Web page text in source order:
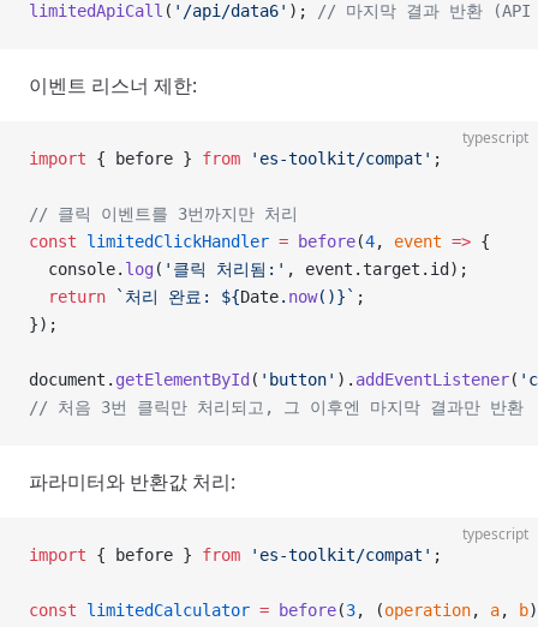
limitedApiCall ( '/api/data6' ); // 마지막 결과 반환 (API
이벤트 리스너 제한:
typescript
import { before } from 'es-toolkit/compat' ;
// 클릭 이벤트를 3번까지만 처리
const limitedClickHandler = before(4, event => {
  console.
log ( '클릭 처리됨:' , event.target.id);
  return
`처리 완료: ${Date. now()}` ;
});
document. getElementById ( 'button' ). addEventListener(
// 처음 3번 클릭만 처리되고, 그 이후엔 마지막 결과만 반환
파라미터와 반환값 처리:
typescript
import { before } from 'es-toolkit/compat' ;
const limitedCalculator = before(3, (operation, a, b